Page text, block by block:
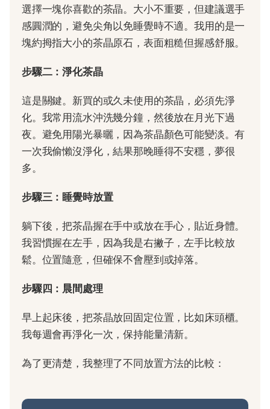
選擇一塊你喜歡的茶晶。大小不重要，但建議選手
感圓潤的，避免尖角以免睡覺時不適。我用的是一
塊約拇指大小的茶晶原石，表面粗糙但握感舒服。
步驟二：淨化茶晶
這是關鍵。新買的或久未使用的茶晶，必須先淨
化。我常用流水沖洗幾分鐘，然後放在月光下過
夜。避免用陽光暴曬，因為茶晶顏色可能變淡。有
一次我偷懶沒淨化，結果那晚睡得不安穩，夢很
多。
步驟三：睡覺時放置
躺下後，把茶晶握在手中或放在手心，貼近身體。
我習慣握在左手，因為我是右撇子，左手比較放
鬆。位置隨意，但確保不會壓到或掉落。
步驟四：晨間處理
早上起床後，把茶晶放回固定位置，比如床頭櫃。
我每週會再淨化一次，保持能量清新。
為了更清楚，我整理了不同放置方法的比較：